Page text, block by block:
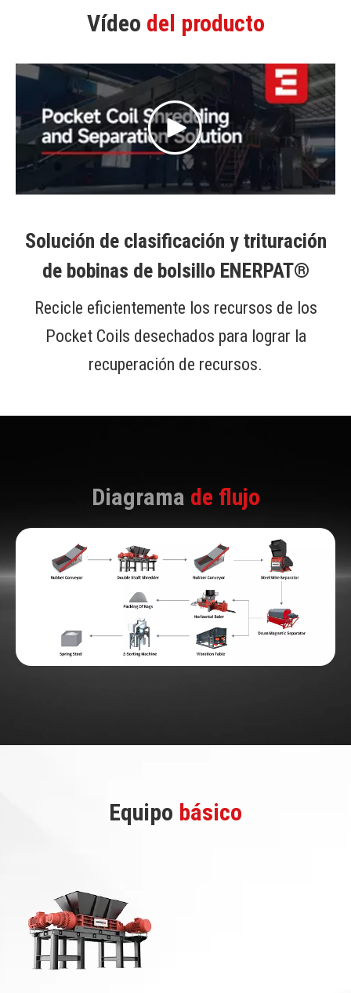
Vídeo del producto
Solución de clasificación y trituración
de bobinas de bolsillo ENERPAT®
Recicle eficientemente los recursos de los
Pocket Coils desechados para lograr la
recuperación de recursos.
Diagrama de flujo
Equipo básico